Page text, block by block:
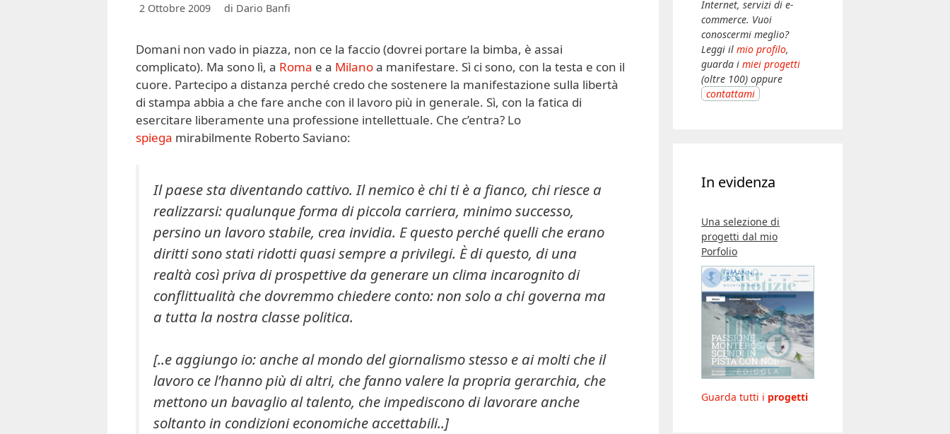
2 Ottobre 2009 di Dario Banfi
Domani non vado in piazza, non ce la faccio (dovrei portare la bimba, è assai
complicato). Ma sono lì, a Roma e a Milanoa manifestare. Sì ci sono, con la testa e con il
cuore. Partecipo a distanza perché credo che sostenere la manifestazione sulla libertà
di stampa abbia a che fare anche con il lavoro più in generale. Sì, con la fatica di
esercitare liberamente una professione intellettuale. Che c’entra? Lo
spiega mirabilmente Roberto Saviano:
Il paese sta diventando cattivo. Il nemico è chi ti è a fianco, chi riesce a
realizzarsi: qualunque forma di piccola carriera, minimo successo,
persino un lavoro stabile, crea invidia. E questo perché quelli che erano
diritti sono stati ridotti quasi sempre a privilegi. È di questo, di una
realtà così priva di prospettive da generare un clima incarognito di
conflittualità che dovremmo chiedere conto: non solo a chi governa ma
a tutta la nostra classe politica.
[..e aggiungo io: anche al mondo del giornalismo stesso e ai molti che il
lavoro ce l’hanno più di altri, che fanno valere la propria gerarchia, che
mettono un bavaglio al talento, che impediscono di lavorare anche
soltanto in condizioni economiche accettabili..]
Internet, servizi di e-
commerce. Vuoi
conoscermi meglio?
Leggi il mio profilo,
guarda i miei progetti
(oltre 100) oppure
contattami
In evidenza
Una selezione di
progetti dal mio
Porfolio
Guarda tutti i progetti